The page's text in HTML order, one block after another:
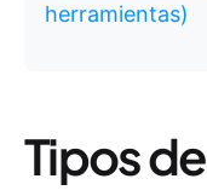
herramientas)
Tipos de